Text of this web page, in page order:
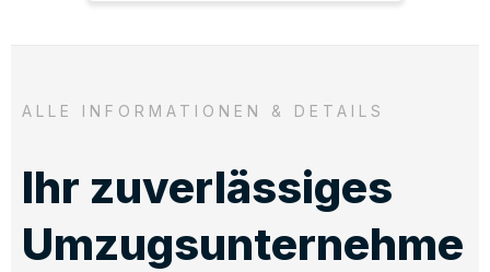
ALLE INFORMATIONEN & DETAILS
Ihr zuverlässiges
Umzugsunternehme